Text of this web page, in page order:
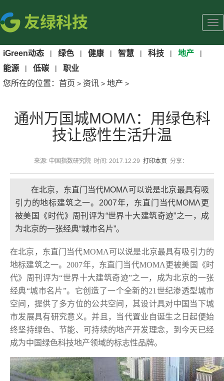
iGreen动态 | 绿色 | 健康 | 智慧 | 科技 | 地产 |
能源 | 低碳 |
职业
您所在的位置： 首页 > 资讯 > 地产 >
通州万国城MOMΛ：用绿色科
技让感性生活升温
来源: 中国指数研究院 时间: 2017.12.29 打印本页 分享：
在北京，东直门当代MOMΛ可以说是北京最具有吸
引力的地标建筑之一。2007年，东直门当代MOMΛ更
被美国《时代》周刊评为“世界十大建筑奇迹”之一，成
为北京的一张经典“城市名片”。
在北京，东直门当代MOMΛ可以说是北京最具有吸引力的
地标建筑之一。2007年，东直门当代MOMΛ更被美国《时
代》周刊评为“世界十大建筑奇迹”之一，成为北京的一张
经典“城市名片”。它创造了一个全新的21世纪渗透型城市
空间，提供了多方位的公共空间，其设计具对中国当下城
市发展具有研究意义。并且，当代置业自诞生之日起便始
终坚持绿色、节能、可持续的地产开发理念，到今天已经
成为中国绿色科技地产领域的标志性品牌。